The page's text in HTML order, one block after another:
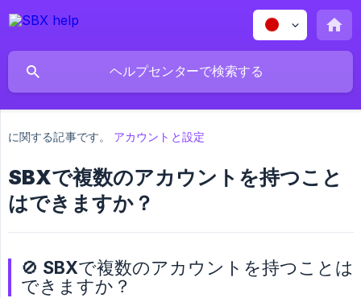
に関する記事です。 アカウントと設定
SBXで複数のアカウントを持つこと
はできますか？
🚫 SBXで複数のアカウントを持つことは
できますか？